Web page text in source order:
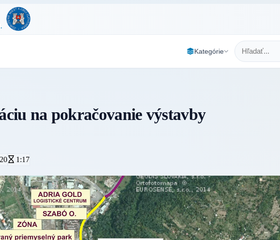
Kategórie
na pokračovanie výstavby
1:17